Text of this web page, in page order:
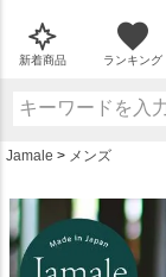
新着商品 ランキング
Jamale メンズ